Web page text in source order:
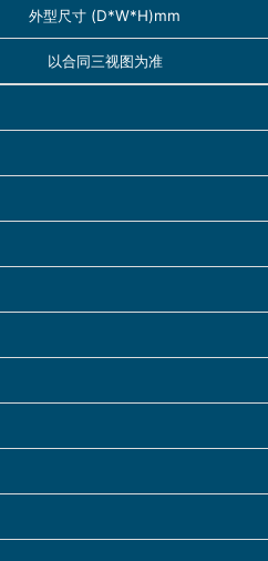
外型尺寸 (D*W*H)mm
以合同三视图为准